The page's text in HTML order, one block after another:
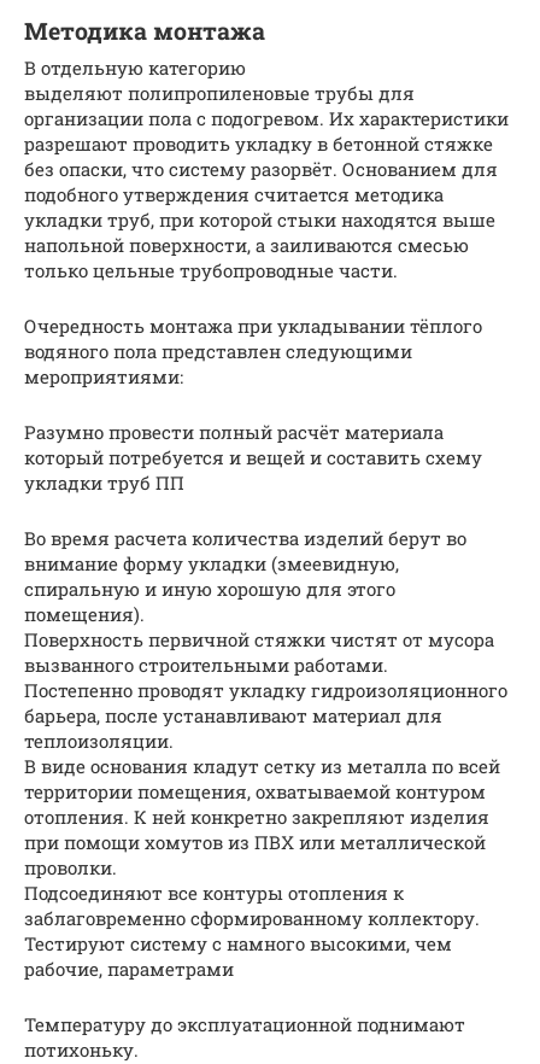
Методика монтажа
В отдельную категорию
выделяют полипропиленовые трубы для
организации пола с подогревом. Их характеристики
разрешают проводить укладку в бетонной стяжке
без опаски, что систему разорвёт. Основанием для
подобного утверждения считается методика
укладки труб, при которой стыки находятся выше
напольной поверхности, а заиливаются смесью
только цельные трубопроводные части.
Очередность монтажа при укладывании тёплого
водяного пола представлен следующими
мероприятиями:
Разумно провести полный расчёт материала
который потребуется и вещей и составить схему
укладки труб ПП
Во время расчета количества изделий берут во
внимание форму укладки (змеевидную,
спиральную и иную хорошую для этого
помещения).
Поверхность первичной стяжки чистят от мусора
вызванного строительными работами.
Постепенно проводят укладку гидроизоляционного
барьера, после устанавливают материал для
теплоизоляции.
В виде основания кладут сетку из металла по всей
территории помещения, охватываемой контуром
отопления. К ней конкретно закрепляют изделия
при помощи хомутов из ПВХ или металлической
проволки.
Подсоединяют все контуры отопления к
заблаговременно сформированному коллектору.
Тестируют систему с намного высокими, чем
рабочие, параметрами
Температуру до эксплуатационной поднимают
потихоньку.